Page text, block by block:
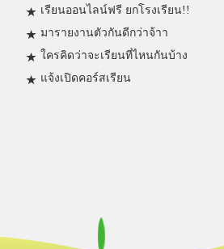
เรียนออนไลน์ฟรี ยกโรงเรียน!!
มารายงานตัวกันดีกว่าจ้าา
ใครคิดว่าจะเรียนที่ไหนกันบ้าง
แจ้งเปิดคอร์สเรียน